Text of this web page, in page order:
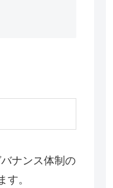
ナンス体制の
。